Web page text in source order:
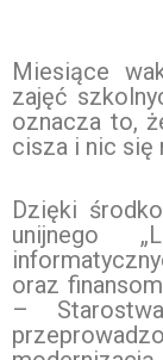
Miesiące
zajęć
oznacza to,
cisza i nic się
Dzięki
unijnego
oraz
–